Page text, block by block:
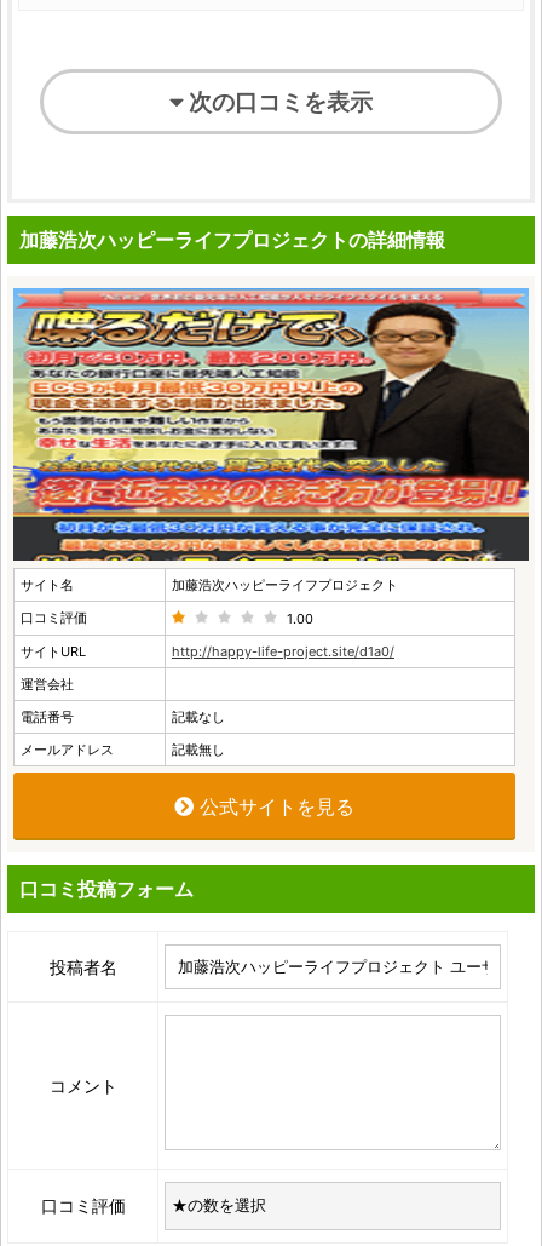
次の口コミを表示
加藤浩次ハッピーライフプロジェクトの詳細情報
サイト名
加藤浩次ハッピーライフプロジェクト
口コミ評価
1.00
サイトURL
http://happy-life-project.site/d1a0/
運営会社
電話番号
記載なし
メールアドレス
記載無し
公式サイトを見る
口コミ投稿フォーム
投稿者名
コメント
口コミ評価